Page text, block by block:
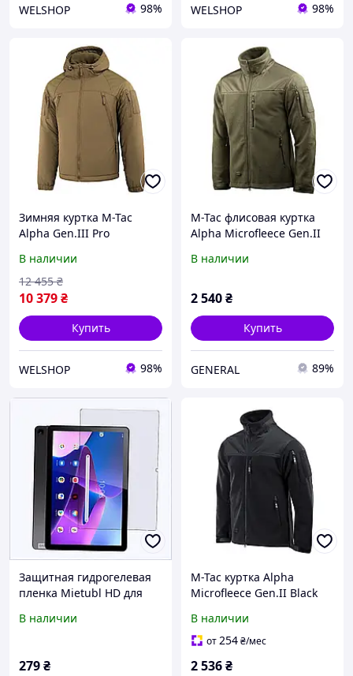
WELSHOP 98% WELSHOP 98%
Зимняя куртка M-Tac
Alpha Gen.III Pro
3XL/R, утепленная
Primaloft,
водоотталкивающий
нейлон со зм
В наличии
10 379₴
12 455 ₴
Купить
WELSHOP 98%
M-Tac флисовая куртка
Alpha Microfleece Gen.II
В наличии
2 540₴
Купить
GENERAL 89%
Защитная гидрогелевая
пленка Mietubl HD для
H4674B468
В наличии
279₴
M-Tac куртка Alpha
Microfleece Gen.II Black
В наличии
от254₴/мес
2 536₴